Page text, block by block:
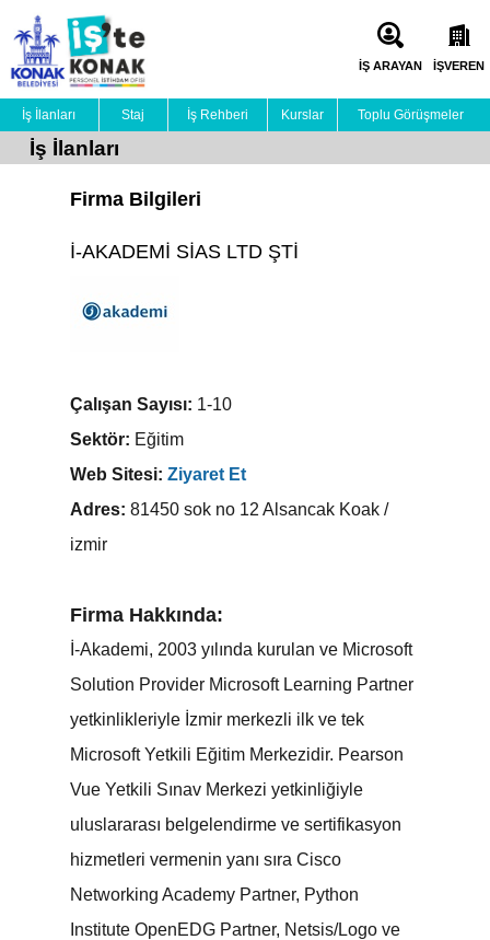
İŞ ARAYAN İŞVEREN
İş İlanları Staj İş Rehberi Kurslar Toplu Görüşmeler
İş İlanları
Firma Bilgileri
İ-AKADEMİ SİAS LTD ŞTİ
Çalışan Sayısı: 1-10
Sektör: Eğitim
Web Sitesi: Ziyaret Et
Adres: 81450 sok no 12 Alsancak Koak /
izmir
Firma Hakkında:
İ-Akademi, 2003 yılında kurulan ve Microsoft
Solution Provider Microsoft Learning Partner
yetkinlikleriyle İzmir merkezli ilk ve tek
Microsoft Yetkili Eğitim Merkezidir. Pearson
Vue Yetkili Sınav Merkezi yetkinliğiyle
uluslararası belgelendirme ve sertifikasyon
hizmetleri vermenin yanı sıra Cisco
Networking Academy Partner, Python
Institute OpenEDG Partner, Netsis/Logo ve